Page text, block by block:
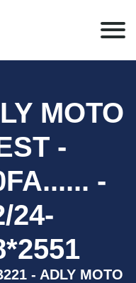
MOTO
-
-
24-
- ADLY MOTO